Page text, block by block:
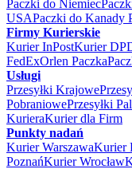
Paczki do Niemiec
USAPaczki do Kanady
Firmy Kurierskie
Kurier InPostKurier
FedExOrlen Paczka
Usługi
Przesyłki Krajowe
PobraniowePrzesyłki
KurieraKurier dla Firm
Punkty nadań
Kurier WarszawaKurier
PoznańKurier Wrocław